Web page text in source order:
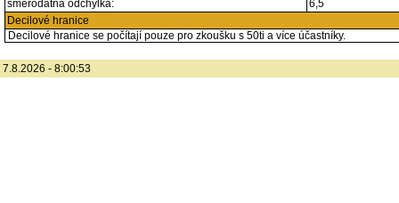
směrodatná odchylka:
6,5
Decilové hranice
Decilové hranice se počítají pouze pro zkoušku s 50ti a více účastníky.
7.8.2026 - 8:00:53